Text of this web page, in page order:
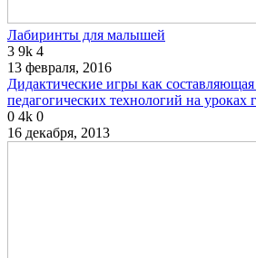
Лабиринты для малышей
3 9k 4
13 февраля, 2016
Дидактические игры как
педагогических технологий на уроках
0 4k 0
16 декабря, 2013